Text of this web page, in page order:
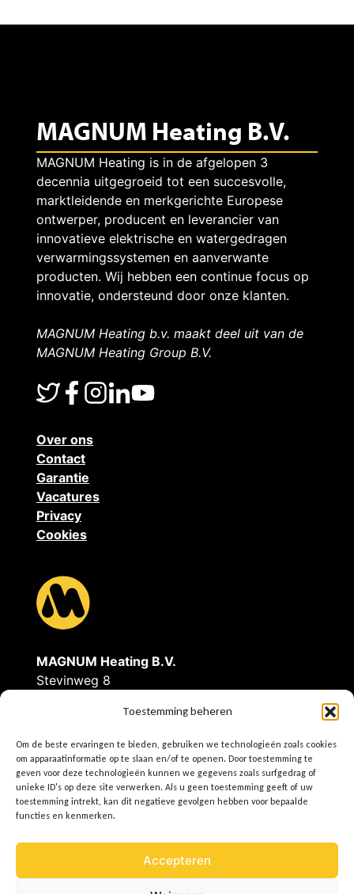
Toestemming beheren
Om de beste ervaringen te bieden, gebruiken we technologieën zoals cookies
om apparaatinformatie op te slaan en/of te openen. Door toestemming te
geven voor deze technologieën kunnen we gegevens zoals surfgedrag of
unieke ID's op deze site verwerken. Als u geen toestemming geeft of uw
toestemming intrekt, kan dit negatieve gevolgen hebben voor bepaalde
functies en kenmerken.
Accepteren
t
e
C
o
n
t
r
o
l
v
i
d
e
MAGNUM Heating B.V.
MAGNUM Heating is in de afgelopen 3
decennia uitgegroeid tot een succesvolle,
marktleidende en merkgerichte Europese
ontwerper, producent en leverancier van
innovatieve elektrische en watergedragen
verwarmingssystemen en aanverwante
producten. Wij hebben een continue focus op
innovatie, ondersteund door onze klanten.
MAGNUM Heating b.v. maakt deel uit van de
MAGNUM Heating Group B.V.
Over ons
Contact
Garantie
Vacatures
Privacy
Cookies
MAGNUM Heating B.V.
Stevinweg 8
Tel: 0166-609300
Einfo@magnumheating.nl
Wwww.magnumheating.be
IBAN | NL37INGB0655775129
BTW | NL8074.91.950.B01